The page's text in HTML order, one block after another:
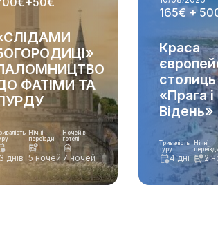
ФАТІМИ ТА
днів
Нічні
переїзди
5 ночей
Ночей в
готелі
7 ночей
165€ +
Краса
столиць
«Прага і
Відень»
Тривалість
туру
4 дні
Нічні
2